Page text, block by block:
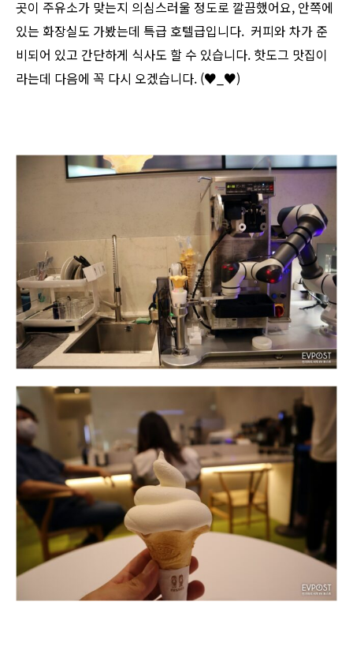
곳이 주유소가 맞는지 의심스러울 정도로 깔끔했어요, 안쪽에
있는 화장실도 가봤는데 특급 호텔급입니다. 커피와 차가 준
비되어 있고 간단하게 식사도 할 수 있습니다. 핫도그 맛집이
라는데 다음에 꼭 다시 오겠습니다. (♥_♥)